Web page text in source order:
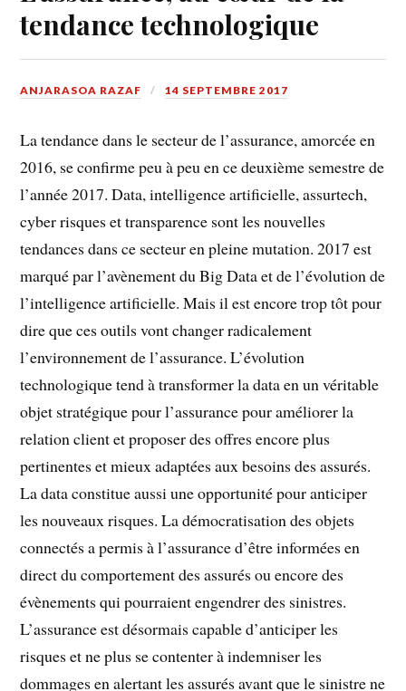
tendance technologique
ANJARASOA RAZAF 14 SEPTEMBRE 2017
La tendance dans le secteur de l’assurance, amorcée en
2016, se confirme peu à peu en ce deuxième semestre de
l’année 2017. Data, intelligence artificielle, assurtech,
cyber risques et transparence sont les nouvelles
tendances dans ce secteur en pleine mutation. 2017 est
marqué par l’avènement du Big Data et de l’évolution de
l’intelligence artificielle. Mais il est encore trop tôt pour
dire que ces outils vont changer radicalement
l’environnement de l’assurance. L’évolution
technologique tend à transformer la data en un véritable
objet stratégique pour l’assurance pour améliorer la
relation client et proposer des offres encore plus
pertinentes et mieux adaptées aux besoins des assurés.
La data constitue aussi une opportunité pour anticiper
les nouveaux risques. La démocratisation des objets
connectés a permis à l’assurance d’être informées en
direct du comportement des assurés ou encore des
évènements qui pourraient engendrer des sinistres.
L’assurance est désormais capable d’anticiper les
risques et ne plus se contenter à indemniser les
dommages en alertant les assurés avant que le sinistre ne